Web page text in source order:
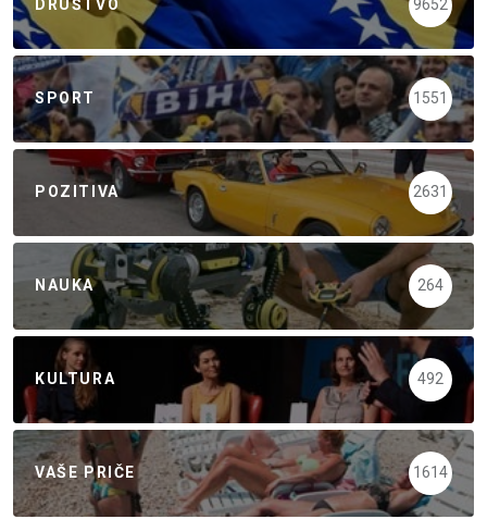
DRUŠTVO 9652
SPORT 1551
POZITIVA 2631
NAUKA 264
KULTURA 492
VAŠE PRIČE 1614